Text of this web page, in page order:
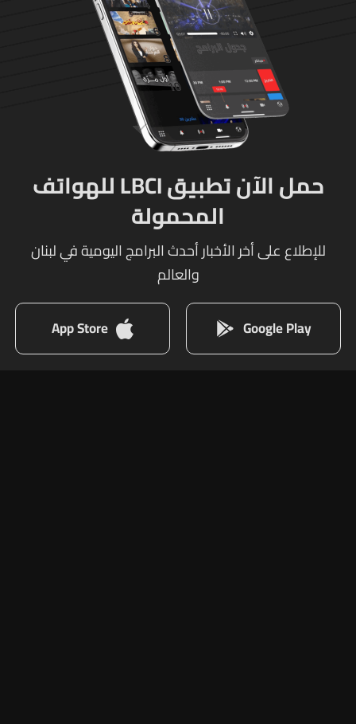
حمل الآن تطبيق LBCI للهواتف
المحمولة
للإطلاع على أخر الأخبار أحدث البرامج اليومية في لبنان
والعالم
Google Play
App Store